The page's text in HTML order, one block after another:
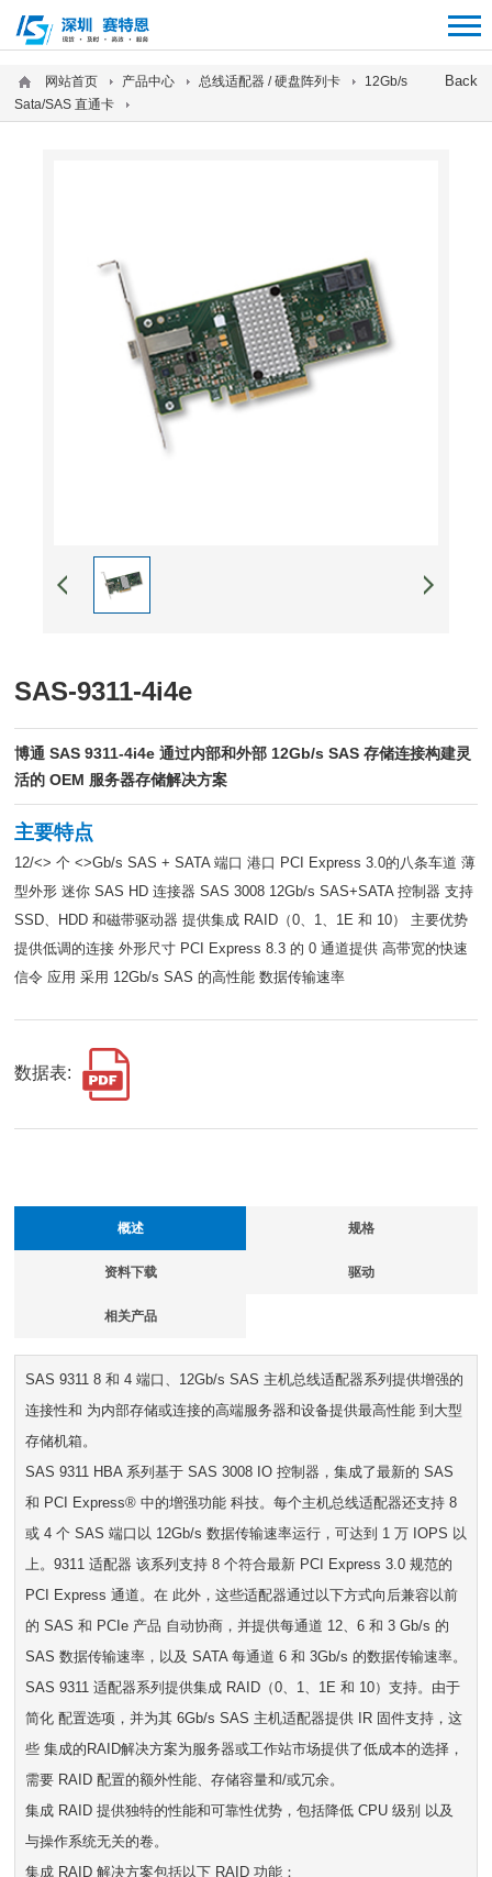
Back
网站首页 产品中心 总线适配器 / 硬盘阵列卡
12Gb/s
Sata/SAS 直通卡
SAS-9311-4i4e
博通 SAS 9311-4i4e 通过内部和外部 12Gb/s SAS 存储连接构建灵
活的 OEM 服务器存储解决方案
主要特点
12/<> 个 <>Gb/s SAS + SATA 端口 港口 PCI Express 3.0的八条车道 薄
型外形 迷你 SAS HD 连接器 SAS 3008 12Gb/s SAS+SATA 控制器 支持
SSD、HDD 和磁带驱动器 提供集成 RAID（0、1、1E 和 10） 主要优势
提供低调的连接 外形尺寸 PCI Express 8.3 的 0 通道提供 高带宽的快速
信令 应用 采用 12Gb/s SAS 的高性能 数据传输速率
数据表:
概述 规格
资料下载 驱动
相关产品
SAS 9311 8 和 4 端口、12Gb/s SAS 主机总线适配器系列提供增强的
连接性和 为内部存储或连接的高端服务器和设备提供最高性能 到大型
存储机箱。
SAS 9311 HBA 系列基于 SAS 3008 IO 控制器，集成了最新的 SAS
和 PCI Express® 中的增强功能 科技。每个主机总线适配器还支持 8
或 4 个 SAS 端口以 12Gb/s 数据传输速率运行，可达到 1 万 IOPS 以
上。9311 适配器 该系列支持 8 个符合最新 PCI Express 3.0 规范的
PCI Express 通道。在 此外，这些适配器通过以下方式向后兼容以前
的 SAS 和 PCIe 产品 自动协商，并提供每通道 12、6 和 3 Gb/s 的
SAS 数据传输速率，以及 SATA 每通道 6 和 3Gb/s 的数据传输速率。
SAS 9311 适配器系列提供集成 RAID（0、1、1E 和 10）支持。由于
简化 配置选项，并为其 6Gb/s SAS 主机适配器提供 IR 固件支持，这
些 集成的RAID解决方案为服务器或工作站市场提供了低成本的选择，
需要 RAID 配置的额外性能、存储容量和/或冗余。
集成 RAID 提供独特的性能和可靠性优势，包括降低 CPU 级别 以及
与操作系统无关的卷。
集成 RAID 解决方案包括以下 RAID 功能：